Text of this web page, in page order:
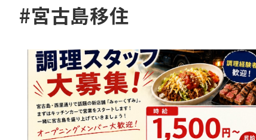
#宮古島移住